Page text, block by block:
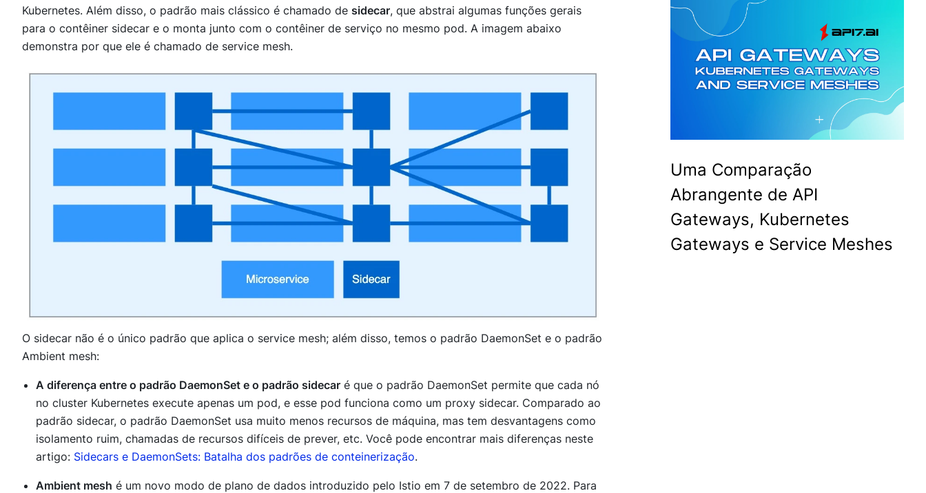
Kubernetes. Além disso, o padrão mais clássico é chamado de sidecar, que abstrai algumas funções gerais
para o contêiner sidecar e o monta junto com o contêiner de serviço no mesmo pod. A imagem abaixo
demonstra por que ele é chamado de service mesh.
O sidecar não é o único padrão que aplica o service mesh; além disso, temos o padrão DaemonSet e o padrão
Ambient mesh:
A diferença entre o padrão DaemonSet e o padrão sidecar é que o padrão DaemonSet permite que cada nó
no cluster Kubernetes execute apenas um pod, e esse pod funciona como um proxy sidecar. Comparado ao
padrão sidecar, o padrão DaemonSet usa muito menos recursos de máquina, mas tem desvantagens como
isolamento ruim, chamadas de recursos difíceis de prever, etc. Você pode encontrar mais diferenças neste
artigo: Sidecars e DaemonSets: Batalha dos padrões de conteinerização.
Ambient mesh é um novo modo de plano de dados introduzido pelo Istio em 7 de setembro de 2022. Para
Uma Comparação
Abrangente de API
Gateways, Kubernetes
Gateways e Service Meshes